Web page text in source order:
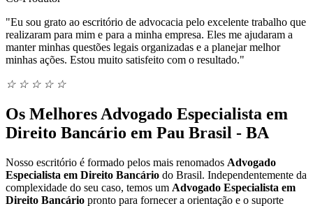
"Eu sou grato ao escritório de advocacia pelo excelente trabalho que
realizaram para mim e para a minha empresa. Eles me ajudaram a
manter minhas questões legais organizadas e a planejar melhor
minhas ações. Estou muito satisfeito com o resultado."
☆ ☆ ☆ ☆ ☆
Os Melhores Advogado Especialista em
Direito Bancário em Pau Brasil - BA
Nosso escritório é formado pelos mais renomados Advogado
Especialista em Direito Bancário do Brasil. Independentemente da
complexidade do seu caso, temos um Advogado Especialista em
Direito Bancário pronto para fornecer a orientação e o suporte